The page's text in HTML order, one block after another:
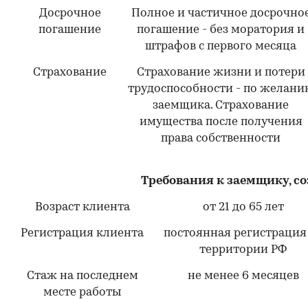
Досрочное
погашение
Полное и частичное
погашение - без моратория и
штрафов c первого месяца
Страхование
Страхование жизни и потери
трудоспособности - по
заемщика. Страхование
имущества после получения
права собственности
Требования к заемщику,
Возраст клиента от 21 до 65 лет
Регистрация клиента
постоянная
территории РФ
Стаж на последнем
месте работы
не менее 6 месяцев